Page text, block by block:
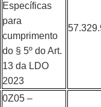
Específicas
para
cumprimento
do § 5º do Art.
13 da LDO
2023
0Z05 –